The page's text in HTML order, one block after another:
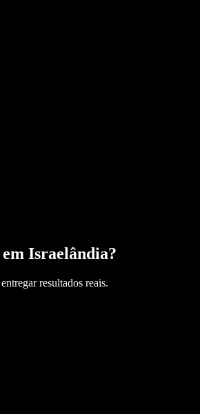
Israelândia?
resultados reais.